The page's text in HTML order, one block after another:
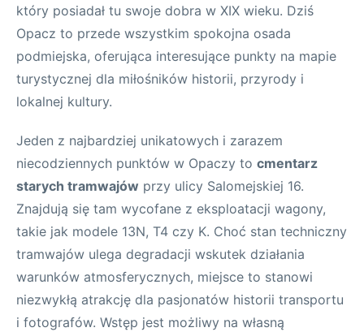
który posiadał tu swoje dobra w XIX wieku. Dziś
Opacz to przede wszystkim spokojna osada
podmiejska, oferująca interesujące punkty na mapie
turystycznej dla miłośników historii, przyrody i
lokalnej kultury.
Jeden z najbardziej unikatowych i zarazem
niecodziennych punktów w Opaczy to cmentarz
starych tramwajów przy ulicy Salomejskiej 16.
Znajdują się tam wycofane z eksploatacji wagony,
takie jak modele 13N, T4 czy K. Choć stan techniczny
tramwajów ulega degradacji wskutek działania
warunków atmosferycznych, miejsce to stanowi
niezwykłą atrakcję dla pasjonatów historii transportu
i fotografów. Wstęp jest możliwy na własną